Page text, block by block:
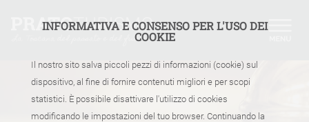
INFORMATIVA E CONSENSO PER L'USO DEI
COOKIE
Il nostro sito salva piccoli pezzi di informazioni (cookie) sul
dispositivo, al fine di fornire contenuti migliori e per scopi
statistici. È possibile disattivare l'utilizzo di cookies
modificando le impostazioni del tuo browser. Continuando la